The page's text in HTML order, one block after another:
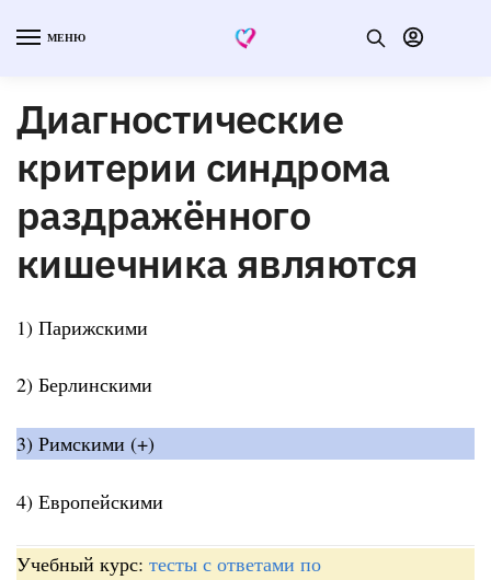
МЕНЮ
Диагностические
критерии синдрома
раздражённого
кишечника являются
1) Парижскими
2) Берлинскими
3) Римскими (+)
4) Европейскими
Учебный курс: тесты с ответами по